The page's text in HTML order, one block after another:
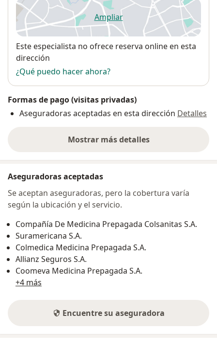
Ampliarse abre en una nueva
Disponibilidad
Este especialista no ofrece reserva online en esta
dirección
¿Qué puedo hacer ahora?
Formas de pago (visitas privadas)
Aseguradoras aceptadas en esta dirección Detalles
Mostrar más detalles
sobre la dirección
Aseguradoras aceptadas
Se aceptan aseguradoras, pero la cobertura varía
según la ubicación y el servicio.
Compañía De Medicina Prepagada Colsanitas S.A.
Suramericana S.A.
Colmedica Medicina Prepagada S.A.
Allianz Seguros S.A.
Coomeva Medicina Prepagada S.A.
+4 más
Encuentre su aseguradora